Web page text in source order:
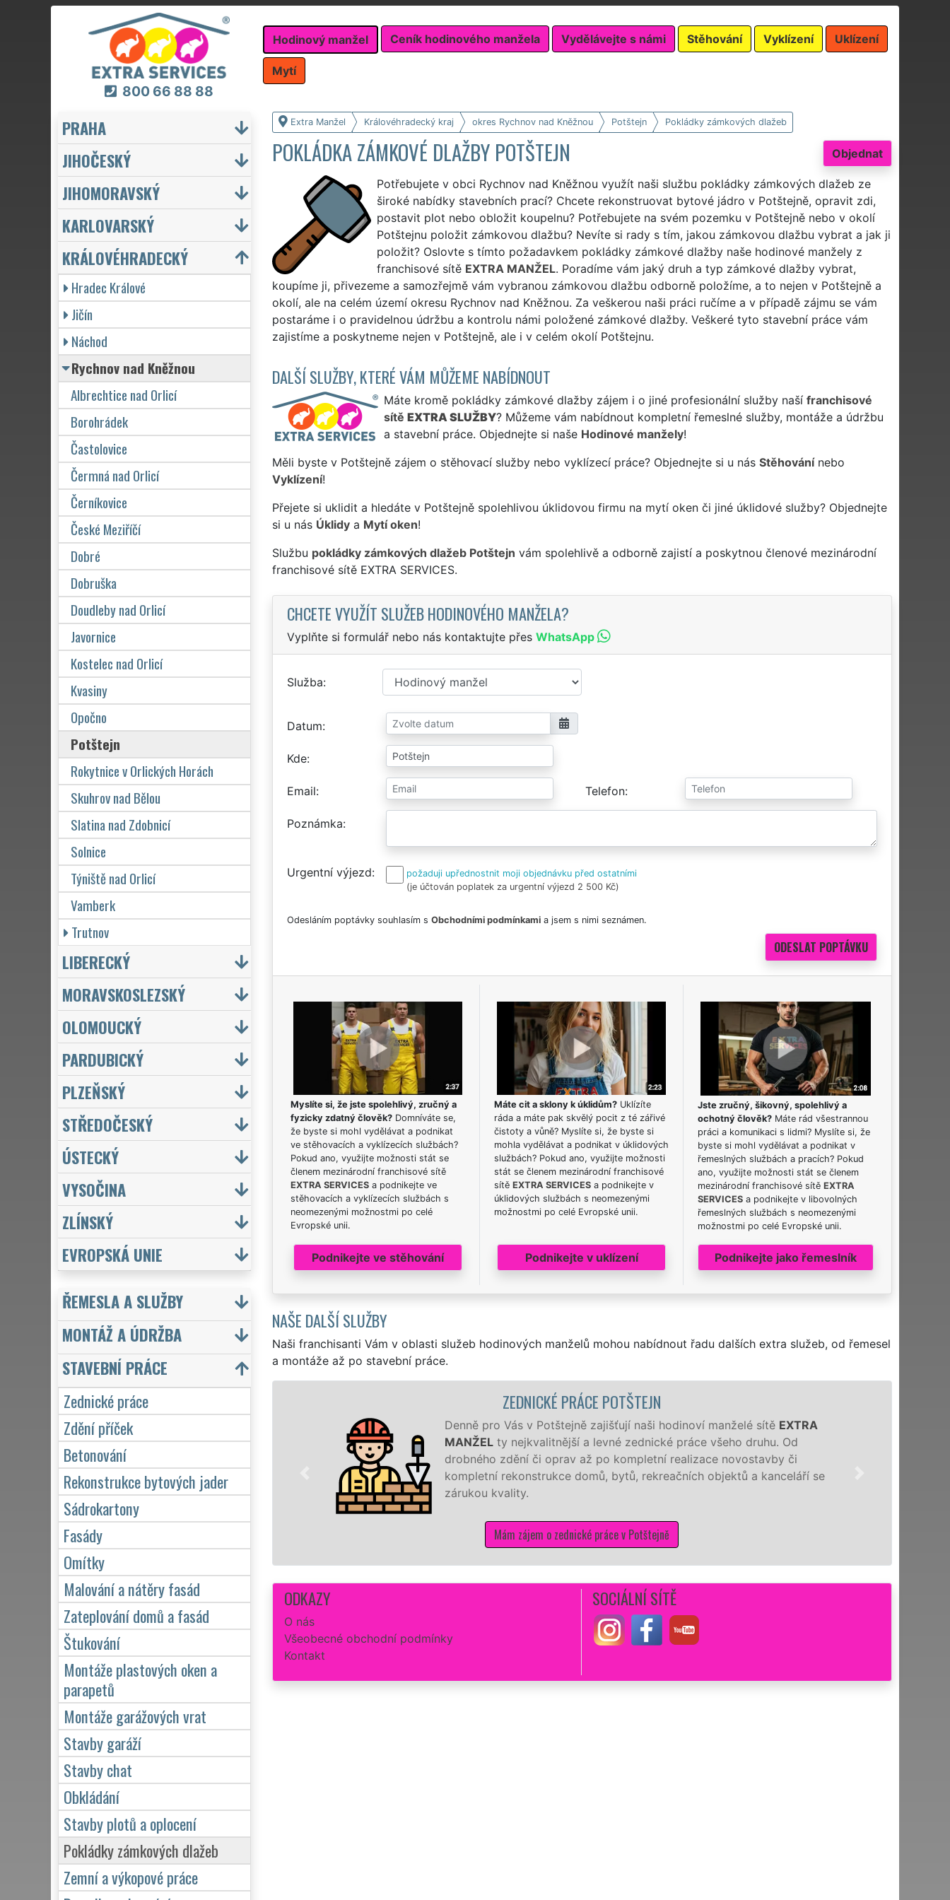
800 66 88 88
Hodinový manžel Ceník hodinového manžela Vydělávejte s námi Stěhování Vyklízení Uklízení
Mytí
Extra Manžel Královéhradecký kraj okres Rychnov nad Kněžnou Potštejn Pokládky zámkových dlažeb
Objednat
POKLÁDKA ZÁMKOVÉ DLAŽBY POTŠTEJN
Potřebujete v obci Rychnov nad Kněžnou využít naši službu pokládky zámkových dlažeb ze
široké nabídky stavebních prací? Chcete rekonstruovat bytové jádro v Potštejně, opravit zdi,
postavit plot nebo obložit koupelnu? Potřebujete na svém pozemku v Potštejně nebo v okolí
Potštejnu položit zámkovou dlažbu? Nevíte si rady s tím, jakou zámkovou dlažbu vybrat a jak ji
položit? Oslovte s tímto požadavkem pokládky zámkové dlažby naše hodinové manžely z
franchisové sítě EXTRA MANŽEL. Poradíme vám jaký druh a typ zámkové dlažby vybrat,
koupíme ji, přivezeme a samozřejmě vám vybranou zámkovou dlažbu odborně položíme, a to nejen v Potštejně a
okolí, ale na celém území okresu Rychnov nad Kněžnou. Za veškerou naši práci ručíme a v případě zájmu se vám
postaráme i o pravidelnou údržbu a kontrolu námi položené zámkové dlažby. Veškeré tyto stavební práce vám
zajistíme a poskytneme nejen v Potštejně, ale i v celém okolí Potštejnu.
DALŠÍ SLUŽBY, KTERÉ VÁM MŮŽEME NABÍDNOUT
Máte kromě pokládky zámkové dlažby zájem i o jiné profesionální služby naší franchisové
sítě EXTRA SLUŽBY? Můžeme vám nabídnout kompletní řemeslné služby, montáže a údržbu
a stavební práce. Objednejte si naše Hodinové manžely!
Měli byste v Potštejně zájem o stěhovací služby nebo vyklízecí práce? Objednejte si u nás Stěhovánínebo
Vyklízení!
Přejete si uklidit a hledáte v Potštejně spolehlivou úklidovou firmu na mytí oken či jiné úklidové služby? Objednejte
si u nás Úklidya Mytí oken!
Službu pokládky zámkových dlažeb Potštejn vám spolehlivě a odborně zajistí a poskytnou členové mezinárodní
franchisové sítě EXTRA SERVICES.
CHCETE VYUŽÍT SLUŽEB HODINOVÉHO MANŽELA?
Vyplňte si formulář nebo nás kontaktujte přes WhatsApp
Služba
Datum
Kde
Email Telefon
Poznámka
Urgentní výjezd
požaduji upřednostnit moji objednávku před ostatními
(je účtován poplatek za urgentní výjezd 2 500 Kč)
Odesláním poptávky souhlasím s Obchodními podmínkamia jsem s nimi seznámen.
Myslíte si, že jste spolehlivý, zručný a
fyzicky zdatný člověk?Domníváte se,
že byste si mohl vydělávat a podnikat
ve stěhovacích a vyklízecích službách?
Pokud ano, využijte možnosti stát se
členem mezinárodní franchisové sítě
EXTRA SERVICESa podnikejte ve
stěhovacích a vyklízecích službách s
neomezenými možnostmi po celé
Evropské unii.
Podnikejte ve stěhování
Máte cit a sklony k úklidům?Uklízíte
ráda a máte pak skvělý pocit z té zářivé
čistoty a vůně? Myslíte si, že byste si
mohla vydělávat a podnikat v úklidových
službách? Pokud ano, využijte možnosti
stát se členem mezinárodní franchisové
sítě EXTRA SERVICESa podnikejte v
úklidových službách s neomezenými
možnostmi po celé Evropské unii.
Podnikejte v uklízení
Jste zručný, šikovný, spolehlivý a
ochotný člověk? Máte rád všestrannou
práci a komunikaci s lidmi? Myslíte si, že
byste si mohl vydělávat a podnikat v
řemeslných službách a pracích? Pokud
ano, využijte možnosti stát se členem
mezinárodní franchisové sítěEXTRA
SERVICES a podnikejte v libovolných
řemeslných službách s neomezenými
možnostmi po celé Evropské unii.
Podnikejte jako řemeslník
NAŠE DALŠÍ SLUŽBY
Naši franchisanti Vám v oblasti služeb hodinových manželů mohou nabídnout řadu dalších extra služeb, od řemesel
a montáže až po stavební práce.
ZEDNICKÉ PRÁCE POTŠTEJN
Denně pro Vás v Potštejně zajišťují naši hodinoví manželé sítě EXTRA
MANŽELty nejkvalitnější a levné zednické práce všeho druhu. Od
drobného zdění či oprav až po kompletní realizace novostavby či
kompletní rekonstrukce domů, bytů, rekreačních objektů a kanceláří se
zárukou kvality.
Mám zájem o zednické práce v Potštejně
ODKAZY
O nás
Všeobecné obchodní podmínky
Kontakt
SOCIÁLNÍ SÍTĚ
PRAHA
JIHOČESKÝ
JIHOMORAVSKÝ
KARLOVARSKÝ
KRÁLOVÉHRADECKÝ
Hradec Králové
Jičín
Náchod
Rychnov nad Kněžnou
Albrechtice nad Orlicí
Borohrádek
Častolovice
Čermná nad Orlicí
Černíkovice
České Meziříčí
Dobré
Dobruška
Doudleby nad Orlicí
Javornice
Kostelec nad Orlicí
Kvasiny
Opočno
Potštejn
Rokytnice v Orlických Horách
Skuhrov nad Bělou
Slatina nad Zdobnicí
Solnice
Týniště nad Orlicí
Vamberk
Trutnov
LIBERECKÝ
MORAVSKOSLEZSKÝ
OLOMOUCKÝ
PARDUBICKÝ
PLZEŇSKÝ
STŘEDOČESKÝ
ÚSTECKÝ
VYSOČINA
ZLÍNSKÝ
EVROPSKÁ UNIE
ŘEMESLA A SLUŽBY
MONTÁŽ A ÚDRŽBA
STAVEBNÍ PRÁCE
Zednické práce
Zdění příček
Betonování
Rekonstrukce bytových jader
Sádrokartony
Fasády
Omítky
Malování a nátěry fasád
Zateplování domů a fasád
Štukování
Montáže plastových oken a
parapetů
Montáže garážových vrat
Stavby garáží
Stavby chat
Obkládání
Stavby plotů a oplocení
Pokládky zámkových dlažeb
Zemní a výkopové práce